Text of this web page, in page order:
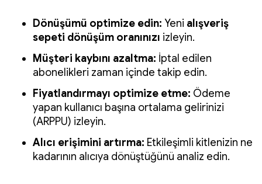
Dönüşümü optimize edin: Yeni alışveriş
sepeti dönüşüm oranınızı izleyin.
Müşteri kaybını azaltma: İptal edilen
abonelikleri zaman içinde takip edin.
Fiyatlandırmayı optimize etme: Ödeme
yapan kullanıcı başına ortalama gelirinizi
(ARPPU) izleyin.
Alıcı erişimini artırma: Etkileşimli kitlenizin ne
kadarının alıcıya dönüştüğünü analiz edin.